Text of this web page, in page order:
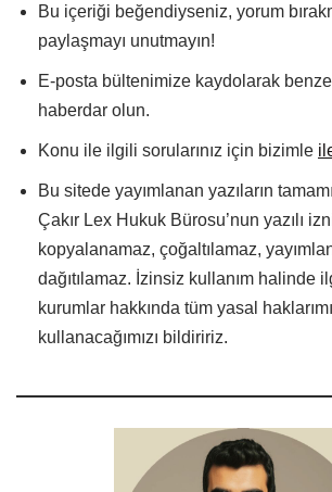
Bu içeriği beğendiyseniz, yorum
paylaşmayı unutmayın!
E-posta bültenimize kaydolarak
haberdar olun.
Konu ile ilgili sorularınız için bizimle
Bu sitede yayımlanan yazıların
Çakır Lex Hukuk Bürosu’nun yazılı
kopyalanamaz, çoğaltılamaz,
dağıtılamaz. İzinsiz kullanım halinde
kurumlar hakkında tüm yasal
kullanacağımızı bildiririz.